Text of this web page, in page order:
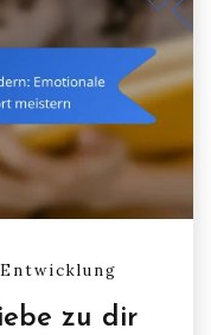
zu dir